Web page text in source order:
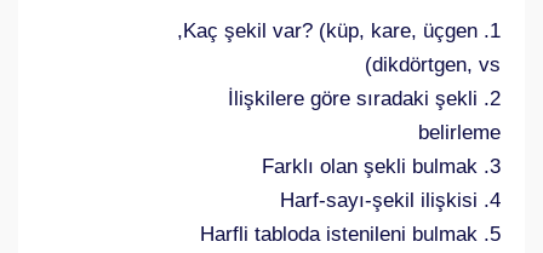
1. Kaç şekil var? (küp, kare, üçgen,
dikdörtgen, vs)
2. İlişkilere göre sıradaki şekli
belirleme
3. Farklı olan şekli bulmak
4. Harf-sayı-şekil ilişkisi
5. Harfli tabloda istenileni bulmak